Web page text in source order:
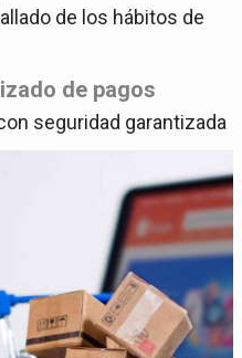
de los hábitos de
de pagos
seguridad garantizada